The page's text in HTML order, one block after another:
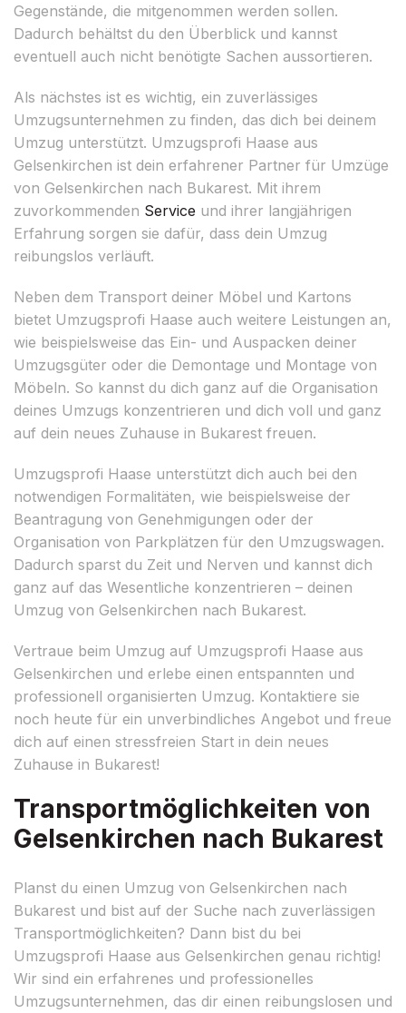
Gegenstände, die mitgenommen werden sollen.
Dadurch behältst du den Überblick und kannst
eventuell auch nicht benötigte Sachen aussortieren.
Als nächstes ist es wichtig, ein zuverlässiges
Umzugsunternehmen zu finden, das dich bei deinem
Umzug unterstützt. Umzugsprofi Haase aus
Gelsenkirchen ist dein erfahrener Partner für Umzüge
von Gelsenkirchen nach Bukarest. Mit ihrem
zuvorkommenden Service und ihrer langjährigen
Erfahrung sorgen sie dafür, dass dein Umzug
reibungslos verläuft.
Neben dem Transport deiner Möbel und Kartons
bietet Umzugsprofi Haase auch weitere Leistungen an,
wie beispielsweise das Ein- und Auspacken deiner
Umzugsgüter oder die Demontage und Montage von
Möbeln. So kannst du dich ganz auf die Organisation
deines Umzugs konzentrieren und dich voll und ganz
auf dein neues Zuhause in Bukarest freuen.
Umzugsprofi Haase unterstützt dich auch bei den
notwendigen Formalitäten, wie beispielsweise der
Beantragung von Genehmigungen oder der
Organisation von Parkplätzen für den Umzugswagen.
Dadurch sparst du Zeit und Nerven und kannst dich
ganz auf das Wesentliche konzentrieren – deinen
Umzug von Gelsenkirchen nach Bukarest.
Vertraue beim Umzug auf Umzugsprofi Haase aus
Gelsenkirchen und erlebe einen entspannten und
professionell organisierten Umzug. Kontaktiere sie
noch heute für ein unverbindliches Angebot und freue
dich auf einen stressfreien Start in dein neues
Zuhause in Bukarest!
Transportmöglichkeiten von
Gelsenkirchen nach Bukarest
Planst du einen Umzug von Gelsenkirchen nach
Bukarest und bist auf der Suche nach zuverlässigen
Transportmöglichkeiten? Dann bist du bei
Umzugsprofi Haase aus Gelsenkirchen genau richtig!
Wir sind ein erfahrenes und professionelles
Umzugsunternehmen, das dir einen reibungslosen und